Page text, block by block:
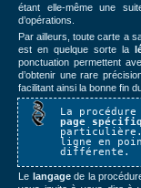
étant elle-même une
d’opérations.
Par ailleurs, toute carte a
est en quelque sorte la
ponctuation permettent
d’obtenir une rare
facilitant ainsi la bonne fin
La
page
ligne en
différente.
Le langagede la